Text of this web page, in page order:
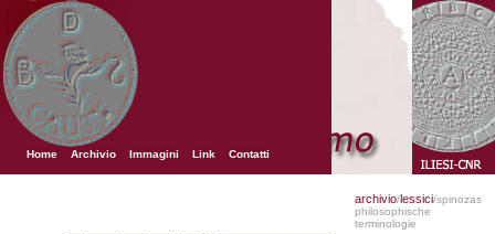
Home Archivio Immagini Link Contatti
archivio/lessici/spinozas
philosophische
terminologie